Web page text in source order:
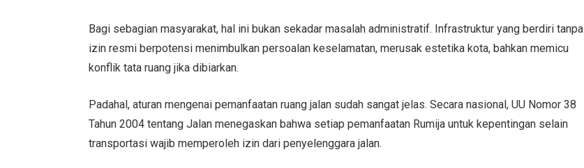
Bagi sebagian masyarakat, hal ini bukan sekadar masalah administratif. Infrastruktur yang berdiri tanpa
izin resmi berpotensi menimbulkan persoalan keselamatan, merusak estetika kota, bahkan memicu
konflik tata ruang jika dibiarkan.
Padahal, aturan mengenai pemanfaatan ruang jalan sudah sangat jelas. Secara nasional, UU Nomor 38
Tahun 2004 tentang Jalan menegaskan bahwa setiap pemanfaatan Rumija untuk kepentingan selain
transportasi wajib memperoleh izin dari penyelenggara jalan.